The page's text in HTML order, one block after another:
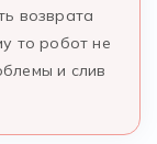
возврата
то робот не
и слив